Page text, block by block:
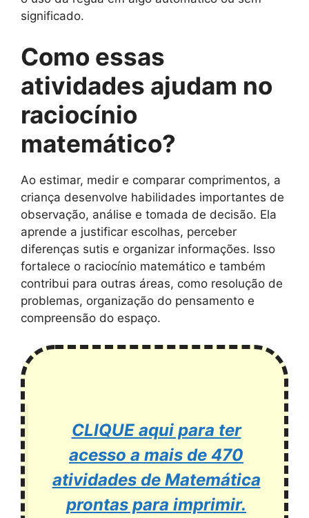
significado.
Como essas
atividades ajudam no
raciocínio
matemático?
Ao estimar, medir e comparar comprimentos, a
criança desenvolve habilidades importantes de
observação, análise e tomada de decisão. Ela
aprende a justificar escolhas, perceber
diferenças sutis e organizar informações. Isso
fortalece o raciocínio matemático e também
contribui para outras áreas, como resolução de
problemas, organização do pensamento e
compreensão do espaço.
CLIQUE aqui para ter
acesso a mais de 470
atividades de Matemática
prontas para imprimir.